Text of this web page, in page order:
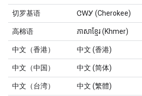
切罗基语 ᏣᎳᎩ (Cherokee)
高棉语 ភាសាខ្មែរ (Khmer)
中文（香港） 中文 (香港)
中文（中国） 中文 (简体)
中文（台湾） 中文 (繁體)